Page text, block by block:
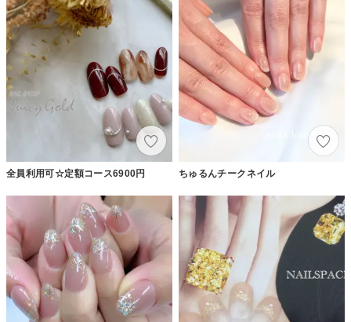
全員利用可☆定額コース6900円 ちゅるんチークネイル